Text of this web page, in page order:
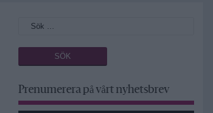
Prenumerera på vårt nyhetsbrev